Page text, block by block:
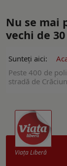
Nu se mai
vechi de
Sunteți aici:
Peste 400 de
stradă de Crăciun
Viaţa Liberă